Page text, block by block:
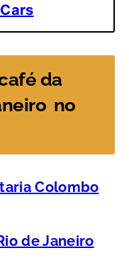
da
no
Colombo
de Janeiro